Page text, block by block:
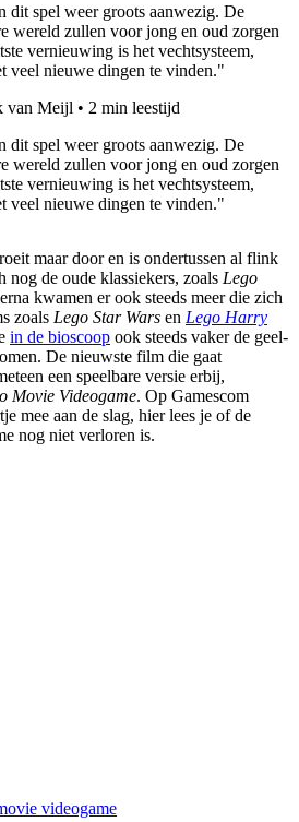
dit spel weer groots aanwezig. De
wereld zullen voor jong en oud zorgen
vernieuwing is het vechtsysteem,
veel nieuwe dingen te vinden."
van Meijl • 2 min leestijd
dit spel weer groots aanwezig. De
wereld zullen voor jong en oud zorgen
vernieuwing is het vechtsysteem,
veel nieuwe dingen te vinden."
maar door en is ondertussen al flink
nog de oude klassiekers, zoals Lego
kwamen er ook steeds meer die zich
zoals Lego Star Wars en Lego Harry
in de bioscoop ook steeds vaker de geel-
De nieuwste film die gaat
een speelbare versie erbij,
Movie Videogame. Op Gamescom
mee aan de slag, hier lees je of de
nog niet verloren is.